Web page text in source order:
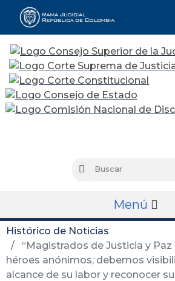
Buscar
Menú
Histórico de Noticias
“Magistrados de Justicia y Paz
héroes anónimos; debemos
alcance de su labor y reconocer